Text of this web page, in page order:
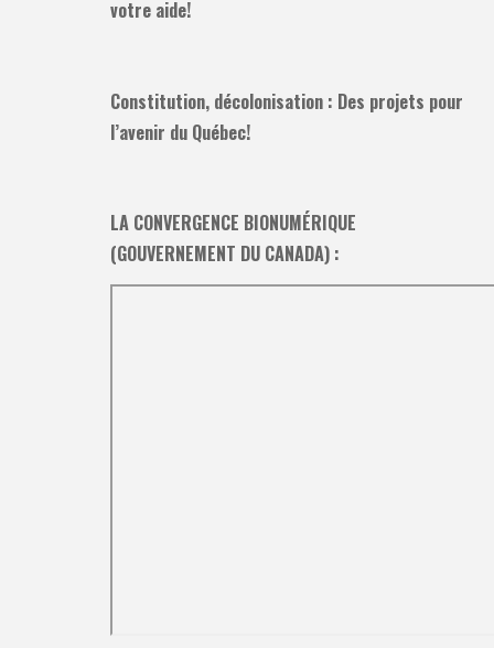
votre aide!
Constitution, décolonisation : Des projets pour
l’avenir du Québec!
LA CONVERGENCE BIONUMÉRIQUE
(GOUVERNEMENT DU CANADA) :